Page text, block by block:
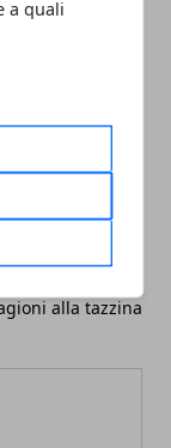
a quali
alla tazzina